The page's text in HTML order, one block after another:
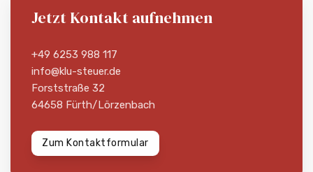
Jetzt Kontakt aufnehmen
+49 6253 988 117
info@klu-steuer.de
Forststraße 32
64658 Fürth/Lörzenbach
Zum Kontaktformular